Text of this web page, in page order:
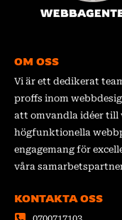
OM OSS
Vi är ett dedikerat
proffs inom
att omvandla idéer
högfunktionella
engagemang för
våra
KONTAKTA OSS